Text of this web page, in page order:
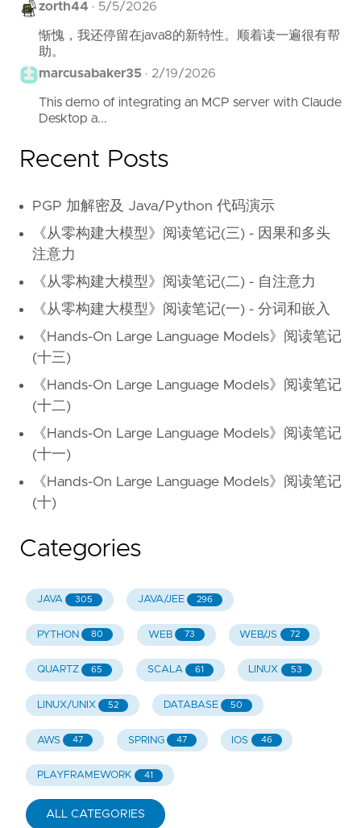
zorth44 · 5/5/2026
惭愧，我还停留在java8的新特性。顺着读一遍很有帮
助。
marcusabaker35 · 2/19/2026
This demo of integrating an MCP server with Claude
Desktop a...
Recent Posts
PGP 加解密及 Java/Python 代码演示
《从零构建大模型》阅读笔记(三) - 因果和多头
注意力
《从零构建大模型》阅读笔记(二) - 自注意力
《从零构建大模型》阅读笔记(一) - 分词和嵌入
《Hands-On Large Language Models》阅读笔记
(十三)
《Hands-On Large Language Models》阅读笔记
(十二)
《Hands-On Large Language Models》阅读笔记
(十一)
《Hands-On Large Language Models》阅读笔记
(十)
Categories
JAVA 305 JAVA/JEE 296
PYTHON 80 WEB 73 WEB/JS 72
QUARTZ 65 SCALA 61 LINUX 53
LINUX/UNIX 52 DATABASE 50
AWS 47 SPRING 47 IOS 46
PLAYFRAMEWORK 41
ALL CATEGORIES